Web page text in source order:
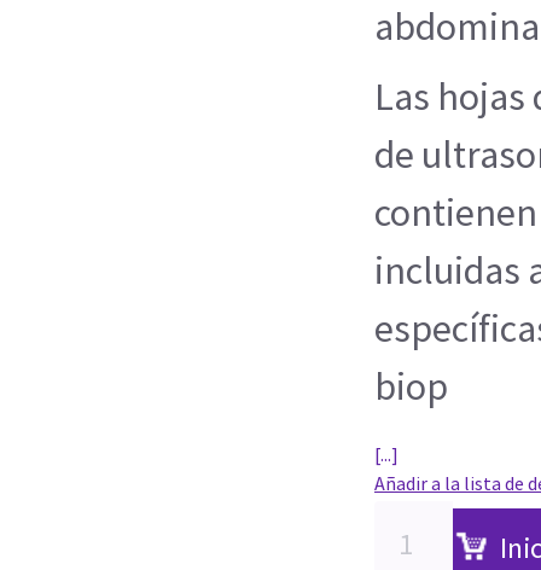
Las hojas
de
incluidas
biop
[...]
Añadir a la lista de